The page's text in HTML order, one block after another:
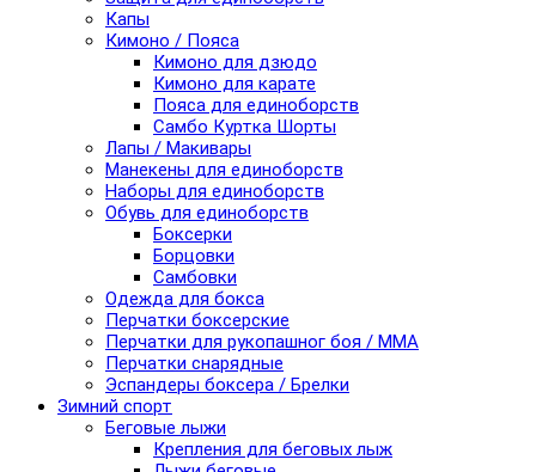
Капы
Кимоно / Пояса
Кимоно для дзюдо
Кимоно для карате
Пояса для единоборств
Самбо Куртка Шорты
Лапы / Макивары
Манекены для единоборств
Наборы для единоборств
Обувь для единоборств
Боксерки
Борцовки
Самбовки
Одежда для бокса
Перчатки боксерские
Перчатки для рукопашног боя / ММА
Перчатки снарядные
Эспандеры боксера / Брелки
Зимний спорт
Беговые лыжи
Крепления для беговых лыж